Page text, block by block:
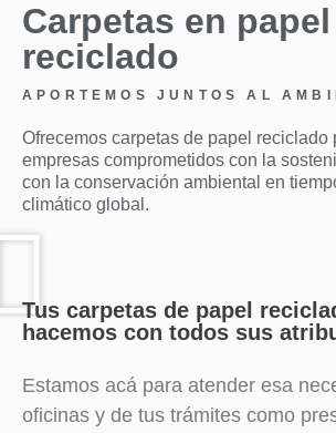
Carpetas en papel
reciclado
APORTEMOS JUNTOS AL
Ofrecemos carpetas de papel reciclado
empresas comprometidos con la
con la conservación ambiental en
climático global.
Tus carpetas de papel
hacemos con todos sus
Estamos acá para atender esa
oficinas y de tus trámites como